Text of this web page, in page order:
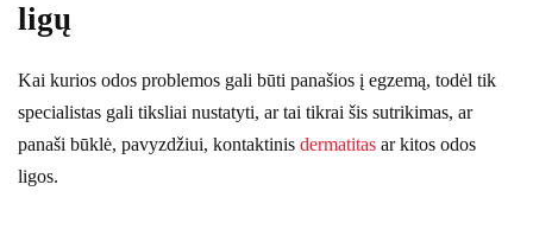
ligų
Kai kurios odos problemos gali būti panašios į egzemą, todėl tik
specialistas gali tiksliai nustatyti, ar tai tikrai šis sutrikimas, ar
panaši būklė, pavyzdžiui, kontaktinis dermatitas ar kitos odos
ligos.